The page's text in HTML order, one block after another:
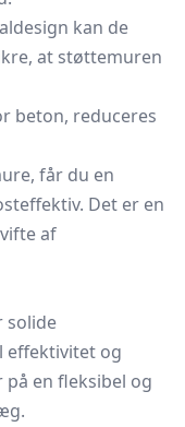
kan de
at støttemuren
beton, reduceres
får du en
Det er en
af
solide
effektivitet og
en fleksibel og